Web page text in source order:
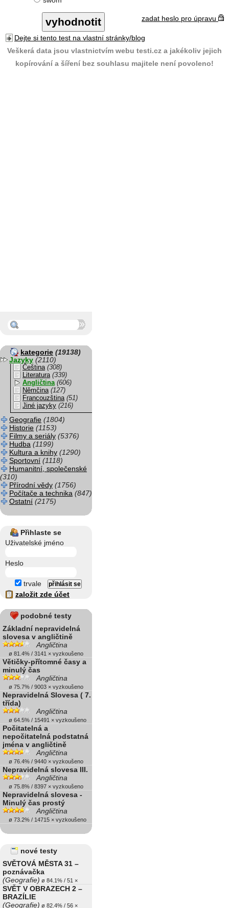
zadat heslo pro úpravu
Dejte si tento test na vlastní stránky/blog
Veškerá data jsou vlastnictvím webu testi.cz a jakékoliv jejich
kopírování a šíření bez souhlasu majitele není povoleno!
kategorie (19138)
Jazyky (2110)
Čeština (308)
Literatura (339)
Angličtina (606)
Němčina (127)
Francouzština (51)
Jiné jazyky (216)
Geografie (1804)
Historie (1153)
Filmy a seriály (5376)
Hudba (1199)
Kultura a knihy (1290)
Sportovní (1118)
Humanitní, společenské
(310)
Přírodní vědy (1756)
Počítače a technika (847)
Ostatní (2175)
Přihlaste se
Uživatelské jméno
Heslo
trvale
založit zde účet
podobné testy
Základní nepravidelná
slovesa v angličtině
Angličtina
ø 81.4% / 3141 × vyzkoušeno
Větičky-přítomné časy a
minulý čas
Angličtina
ø 75.7% / 9003 × vyzkoušeno
Nepravidelná Slovesa ( 7.
třída)
Angličtina
ø 64.5% / 15491 × vyzkoušeno
Počitatelná a
nepočitatelná podstatná
jména v angličtině
Angličtina
ø 76.4% / 9440 × vyzkoušeno
Nepravidelná slovesa III.
Angličtina
ø 75.8% / 8397 × vyzkoušeno
Nepravidelná slovesa -
Minulý čas prostý
Angličtina
ø 73.2% / 14715 × vyzkoušeno
nové testy
SVĚTOVÁ MĚSTA 31 –
poznávačka
(Geografie) ø 84.1% / 51 ×
SVĚT V OBRAZECH 2 –
BRAZÍLIE
(Geografie) ø 82.4% / 56 ×